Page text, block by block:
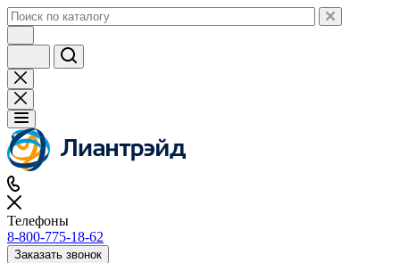
Телефоны
8-800-775-18-62
Заказать звонок